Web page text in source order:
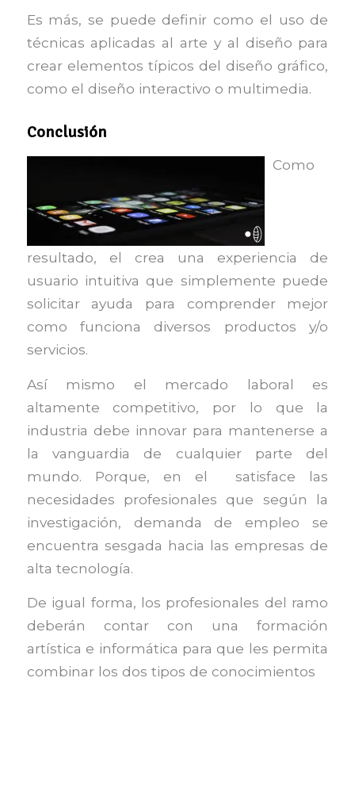
Es más, se puede definir como el uso de
técnicas aplicadas al arte y al diseño para
crear elementos típicos del diseño gráfico,
como el diseño interactivo o multimedia.
Conclusión
Como
resultado, el crea una experiencia de
usuario intuitiva que simplemente puede
solicitar ayuda para comprender mejor
como funciona diversos productos y/o
servicios.
Así mismo el mercado laboral es
altamente competitivo, por lo que la
industria debe innovar para mantenerse a
la vanguardia de cualquier parte del
mundo. Porque, en el satisface las
necesidades profesionales que según la
investigación, demanda de empleo se
encuentra sesgada hacia las empresas de
alta tecnología.
De igual forma, los profesionales del ramo
deberán contar con una formación
artística e informática para que les permita
combinar los dos tipos de conocimientos